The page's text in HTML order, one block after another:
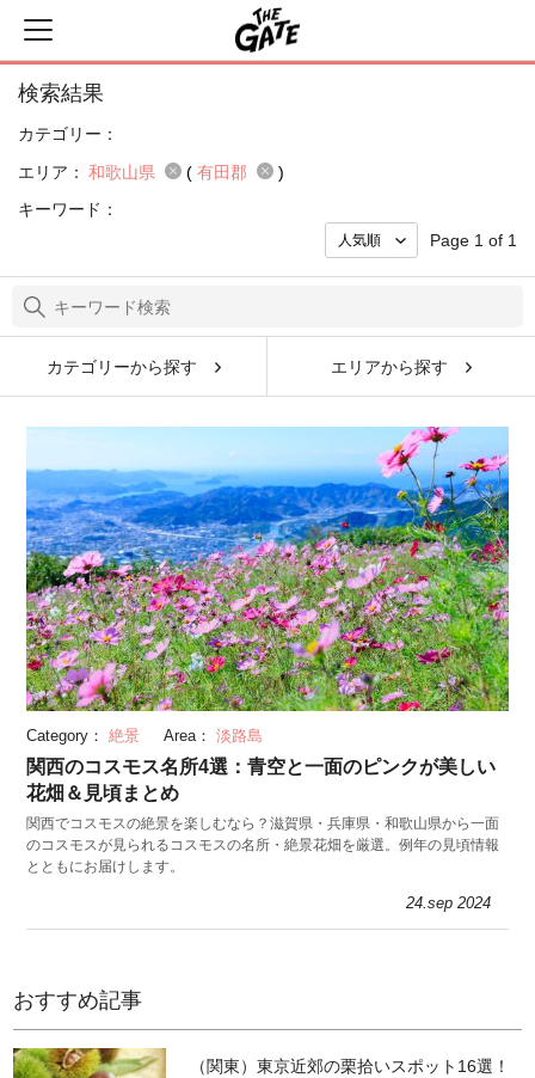
検索結果
カテゴリー：
エリア： 和歌山県 ( 有田郡
)
キーワード：
Page 1 of 1
カテゴリーから探す エリアから探す
Category： 絶景 Area： 淡路島
関西のコスモス名所4選：青空と一面のピンクが美しい
花畑＆見頃まとめ
関西でコスモスの絶景を楽しむなら？滋賀県・兵庫県・和歌山県から一面
のコスモスが見られるコスモスの名所・絶景花畑を厳選。例年の見頃情報
とともにお届けします。
24.sep 2024
おすすめ記事
（関東）東京近郊の栗拾いスポット16選！